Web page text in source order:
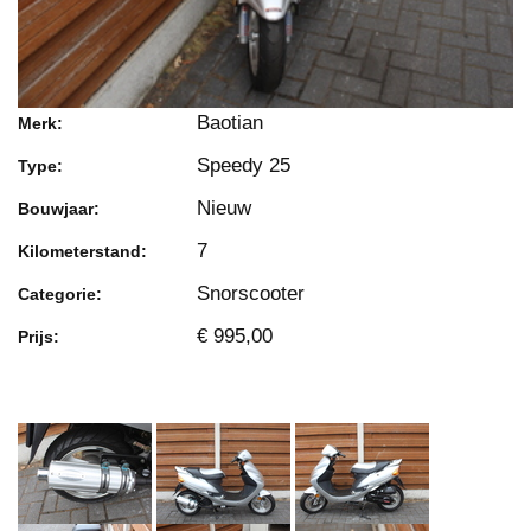
Merk: Baotian
Type: Speedy 25
Bouwjaar: Nieuw
Kilometerstand: 7
Categorie: Snorscooter
Prijs: € 995,00